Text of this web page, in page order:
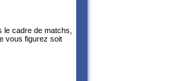
cadre de matchs,
vous figurez soit